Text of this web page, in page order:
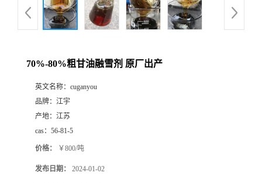
70%-80%粗甘油融雪剂 原厂出产
英文名称： cuganyou
品牌： 江宇
产地： 江苏
cas： 56-81-5
价格： ￥800/吨
发布日期： 2024-01-02